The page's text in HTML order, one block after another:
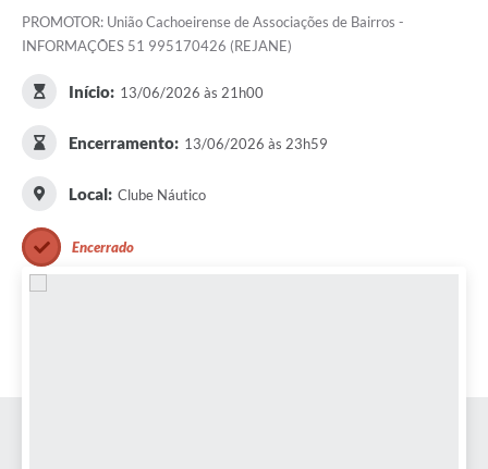
Diário Oficial
Eventos
Legislação
Galeria de Fotos
A Nossa Cidade
PROMOTOR: União Cachoeirense de Associações de Bairros -
INFORMAÇÕES 51 995170426 (REJANE)
Início: 13/06/2026 às 21h00
Encerramento: 13/06/2026 às 23h59
Local: Clube Náutico
Encerrado